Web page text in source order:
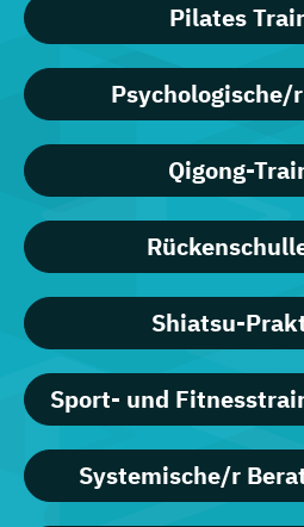
Pilates
Qigong-
Shiatsu-
Sport- und
Systemische/r